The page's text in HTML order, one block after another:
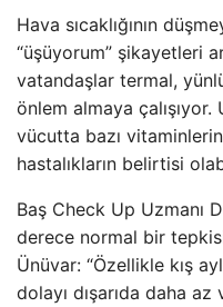
Hava sıcaklığının
“üşüyorum” şikayetleri
vatandaşlar termal,
önlem almaya
vücutta bazı
hastalıkların belirtisi
Baş Check Up Uzmanı
derece normal bir
Ünüvar: “Özellikle kış
dolayı dışarıda daha